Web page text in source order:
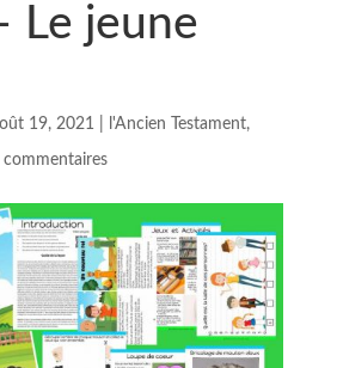
Le jeune
19, 2021 l'Ancien Testament,
commentaires